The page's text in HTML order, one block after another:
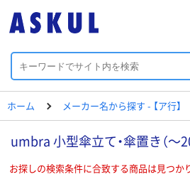
ホーム メーカー名から探す - 【ア行】
umbra 小型傘立て・傘置き（～
お探しの検索条件に合致する商品は見つか